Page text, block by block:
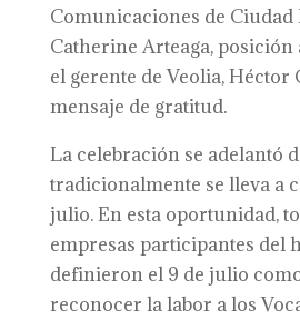
Comunicaciones de Ciudad
Catherine Arteaga, posición
el gerente de Veolia,
mensaje de gratitud.
La celebración se adelantó
tradicionalmente se lleva a
julio. En esta oportunidad,
empresas participantes del
definieron el 9 de julio
reconocer la labor a los